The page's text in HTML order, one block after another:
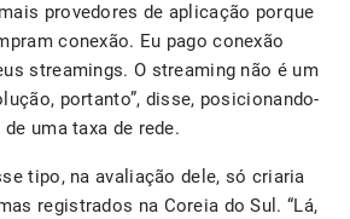
provedores de aplicação porque
conexão. Eu pago conexão
streamings. O streaming não é um
portanto”, disse, posicionando-
uma taxa de rede.
tipo, na avaliação dele, só criaria
registrados na Coreia do Sul. “Lá,